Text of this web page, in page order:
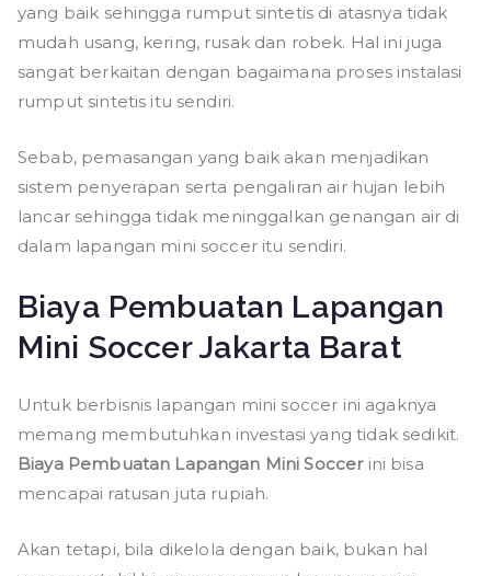
yang baik sehingga rumput sintetis di atasnya tidak
mudah usang, kering, rusak dan robek. Hal ini juga
sangat berkaitan dengan bagaimana proses instalasi
rumput sintetis itu sendiri.
Sebab, pemasangan yang baik akan menjadikan
sistem penyerapan serta pengaliran air hujan lebih
lancar sehingga tidak meninggalkan genangan air di
dalam lapangan mini soccer itu sendiri.
Biaya Pembuatan Lapangan
Mini Soccer Jakarta Barat
Untuk berbisnis lapangan mini soccer ini agaknya
memang membutuhkan investasi yang tidak sedikit.
Biaya Pembuatan Lapangan Mini Soccer ini bisa
mencapai ratusan juta rupiah.
Akan tetapi, bila dikelola dengan baik, bukan hal